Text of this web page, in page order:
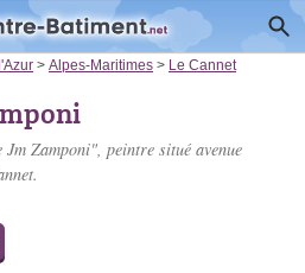
> Alpes-Maritimes > Le Cannet
Zamponi", peintre situé avenue